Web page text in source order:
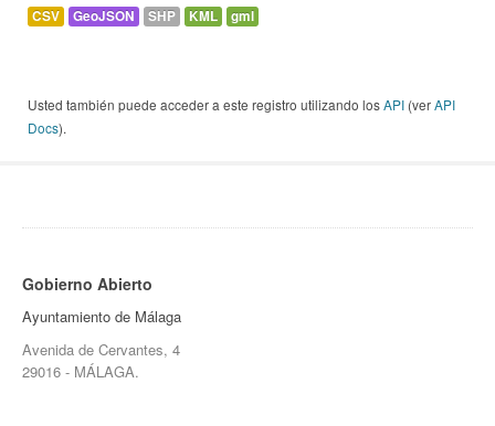
CSV GeoJSON SHP KML gml
Usted también puede acceder a este registro utilizando losAPI (verAPI
Docs).
Gobierno Abierto
Ayuntamiento de Málaga
Avenida de Cervantes, 4
29016 - MÁLAGA.